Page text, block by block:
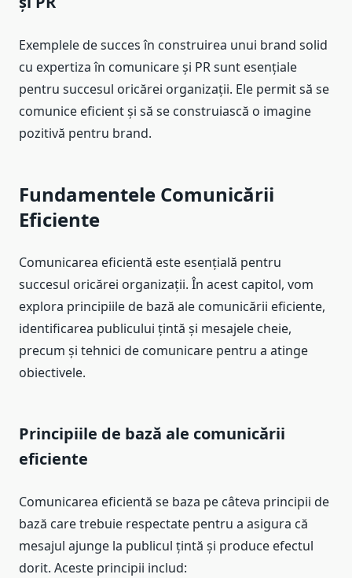
Exemplele de succes în construirea unui brand solid
cu expertiza în comunicare și PR sunt esențiale
pentru succesul oricărei organizații. Ele permit să se
comunice eficient și să se construiască o imagine
pozitivă pentru brand.
Fundamentele Comunicării
Eficiente
Comunicarea eficientă este esențială pentru
succesul oricărei organizații. În acest capitol, vom
explora principiile de bază ale comunicării eficiente,
identificarea publicului țintă și mesajele cheie,
precum și tehnici de comunicare pentru a atinge
obiectivele.
Principiile de bază ale comunicării
eficiente
Comunicarea eficientă se baza pe câteva principii de
bază care trebuie respectate pentru a asigura că
mesajul ajunge la publicul țintă și produce efectul
dorit. Aceste principii includ: